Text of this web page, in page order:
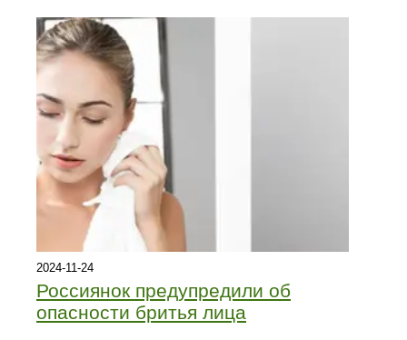
2024-11-24
Россиянок предупредили об
опасности бритья лица